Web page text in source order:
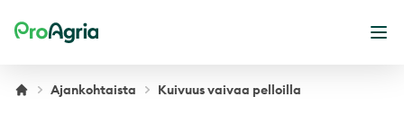
ProAgria
Ajankohtaista Kuivuus vaivaa pelloilla